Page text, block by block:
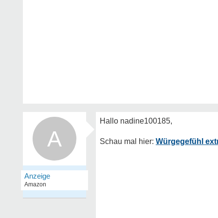
A Würgegefühl